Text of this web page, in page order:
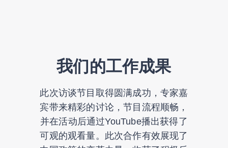
我们的工作成果
此次访谈节目取得圆满成功，专家嘉
宾带来精彩的讨论，节目流程顺畅，
并在活动后通过YouTube播出获得了
可观的观看量。此次合作有效展现了